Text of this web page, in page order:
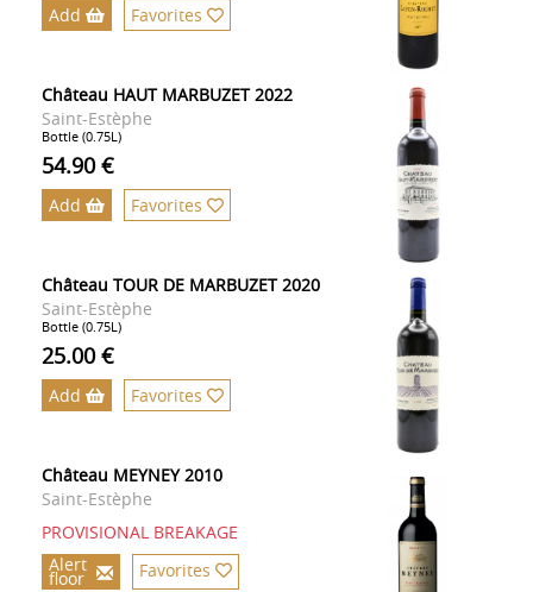
Add Favorites
Château HAUT MARBUZET 2022
Saint-Estèphe
Bottle (0.75L)
54.90 €
Add Favorites
Château TOUR DE MARBUZET 2020
Saint-Estèphe
Bottle (0.75L)
25.00 €
Add Favorites
Château MEYNEY 2010
Saint-Estèphe
PROVISIONAL BREAKAGE
Alert
floor Favorites